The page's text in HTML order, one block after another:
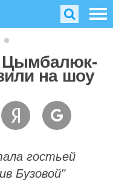
Цымбалюк-
на шоу
гостьей
Бузовой"